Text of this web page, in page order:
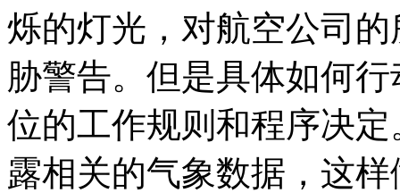
烁的灯光，对航空公司
胁警告。但是具体如何
位的工作规则和程序决
露相关的气象数据，这